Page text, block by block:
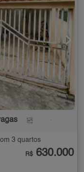
3 quartos
R$ 630.000